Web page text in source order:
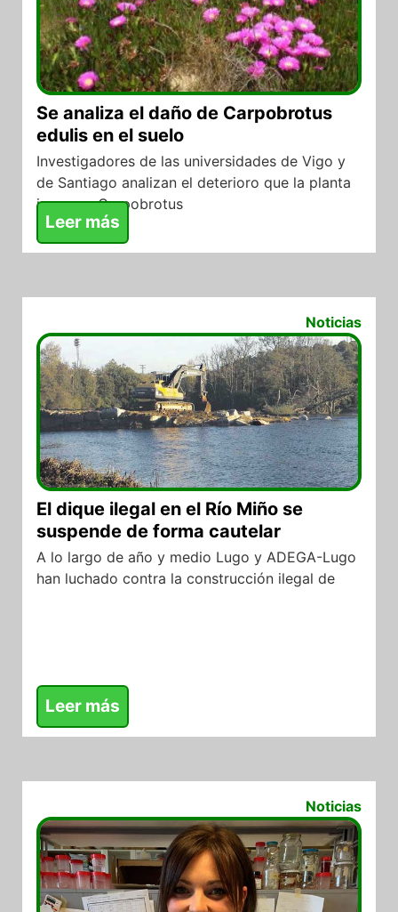
Se analiza el daño de Carpobrotus
edulis en el suelo
Investigadores de las universidades de Vigo y
de Santiago analizan el deterioro que la planta
invasora Carpobrotus
Leer más
Noticias
El dique ilegal en el Río Miño se
suspende de forma cautelar
A lo largo de año y medio Lugo y ADEGA-Lugo
han luchado contra la construcción ilegal de
Leer más
Noticias